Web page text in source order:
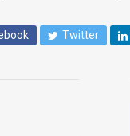
Twitter